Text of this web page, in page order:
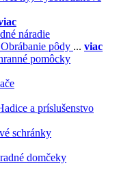
náradie
Obrábanie pôdy ... viac
pomôcky
a príslušenstvo
schránky
domčeky